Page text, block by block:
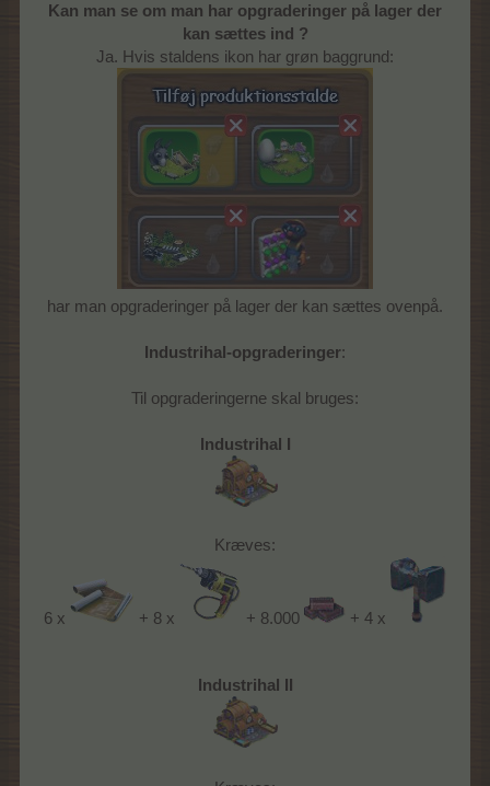
Kan man se om man har opgraderinger på lager der
kan sættes ind ?
Ja. Hvis staldens ikon har grøn baggrund:
har man opgraderinger på lager der kan sættes ovenpå.
Industrihal-opgraderinger:
Til opgraderingerne skal bruges:
Industrihal I
Kræves:
6 x + 8 x + 8.000 + 4 x
Industrihal II